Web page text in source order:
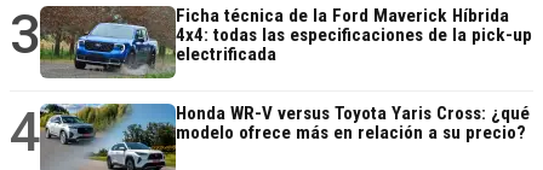
3
Ficha técnica de la Ford Maverick Híbrida
4x4: todas las especificaciones de la pick-up
electrificada
4
Honda WR-V versus Toyota Yaris Cross: ¿qué
modelo ofrece más en relación a su precio?